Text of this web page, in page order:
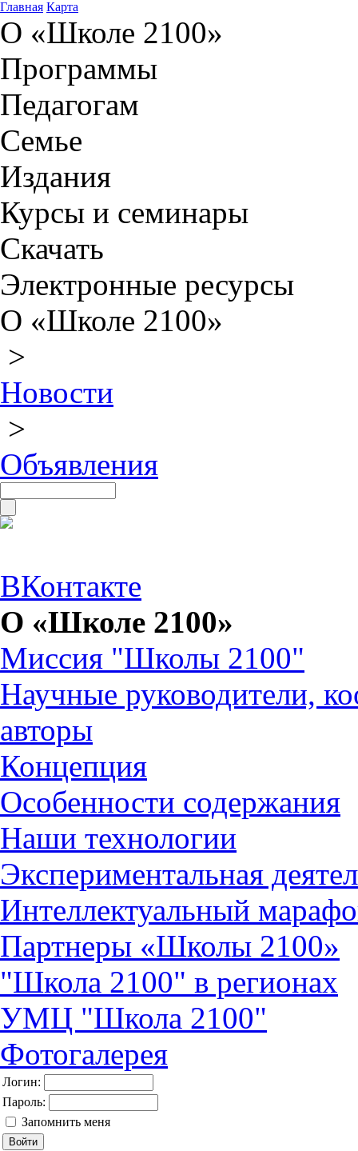
Главная Карта
О «Школе 2100»
Программы
Педагогам
Семье
Издания
Курсы и семинары
Скачать
Электронные ресурсы
О «Школе 2100»
>
Новости
>
Объявления
ВКонтакте
О «Школе 2100»
Миссия "Школы 2100"
Научные руководители,
авторы
Концепция
Особенности содержания
Наши технологии
Экспериментальная
Интеллектуальный
Партнеры «Школы 2100»
"Школа 2100" в регионах
УМЦ "Школа 2100"
Фотогалерея
Логин:
Пароль:
Запомнить меня